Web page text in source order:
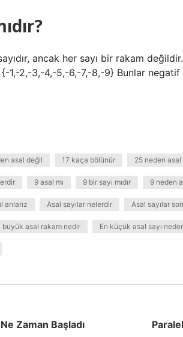
ancak her sayı bir rakam
{-1,-2,-3,-4,-5,-6,-7,-8,-9} Bunlar negatif
asal değil 17 kaça bölünür 25 neden asal
9 asal mı 9 bir sayı mıdır 9 neden
anlarız Asal sayılar nelerdir Asal sayılar
büyük asal rakam nedir En küçük asal sayı
Zaman Başladı